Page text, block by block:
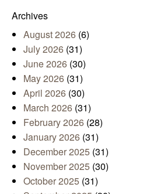
Archives
August 2026 (6)
July 2026 (31)
June 2026 (30)
May 2026 (31)
April 2026 (30)
March 2026 (31)
February 2026 (28)
January 2026 (31)
December 2025 (31)
November 2025 (30)
October 2025 (31)